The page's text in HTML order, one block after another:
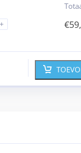
+ €